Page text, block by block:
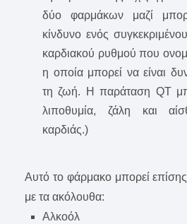
δύο φαρμάκων μαζί
κίνδυνο ενός
καρδιακού ρυθμού που
η οποία μπορεί να είναι
τη ζωή. Η παράταση QT
λιποθυμία, ζάλη και
καρδιάς.)
Αυτό το φάρμακο μπορεί
με τα ακόλουθα:
Αλκοόλ